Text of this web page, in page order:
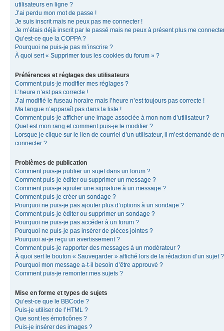
utilisateurs en ligne ?
J’ai perdu mon mot de passe !
Je suis inscrit mais ne peux pas me connecter !
Je m’étais déjà inscrit par le passé mais ne peux à présent plus me
Qu’est-ce que la COPPA ?
Pourquoi ne puis-je pas m’inscrire ?
À quoi sert « Supprimer tous les cookies du forum » ?
Préférences et réglages des utilisateurs
Comment puis-je modifier mes réglages ?
L’heure n’est pas correcte !
J’ai modifié le fuseau horaire mais l’heure n’est toujours pas correcte !
Ma langue n’apparaît pas dans la liste !
Comment puis-je afficher une image associée à mon nom d’utilisateur ?
Quel est mon rang et comment puis-je le modifier ?
Lorsque je clique sur le lien de courriel d’un utilisateur, il m’est demandé de
connecter ?
Problèmes de publication
Comment puis-je publier un sujet dans un forum ?
Comment puis-je éditer ou supprimer un message ?
Comment puis-je ajouter une signature à un message ?
Comment puis-je créer un sondage ?
Pourquoi ne puis-je pas ajouter plus d’options à un sondage ?
Comment puis-je éditer ou supprimer un sondage ?
Pourquoi ne puis-je pas accéder à un forum ?
Pourquoi ne puis-je pas insérer de pièces jointes ?
Pourquoi ai-je reçu un avertissement ?
Comment puis-je rapporter des messages à un modérateur ?
À quoi sert le bouton « Sauvegarder » affiché lors de la rédaction d’un sujet ?
Pourquoi mon message a-t-il besoin d’être approuvé ?
Comment puis-je remonter mes sujets ?
Mise en forme et types de sujets
Qu’est-ce que le BBCode ?
Puis-je utiliser de l’HTML ?
Que sont les émoticônes ?
Puis-je insérer des images ?